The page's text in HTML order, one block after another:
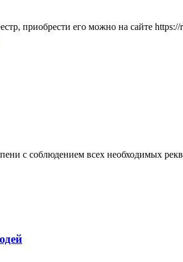
приобрести его можно на сайте
с соблюдением всех необходимых